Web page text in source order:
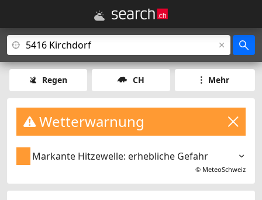
Regen CH Mehr
Wetterwarnung
Markante Hitzewelle: erhebliche Gefahr
© MeteoSchweiz